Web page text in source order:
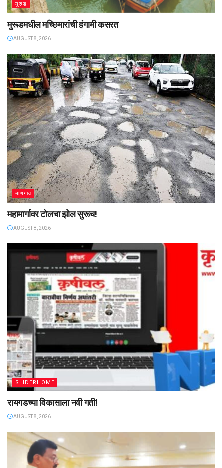
मुरुड
मुरूडमधील मच्छिमारांची हंगामी कसरत
AUGUST 8, 2026
माणगाव
महामार्गावर टोलचा झोल सुरूच!
AUGUST 8, 2026
SLIDERHOME
रायगडच्या विकासाला नवी गती!
AUGUST 8, 2026